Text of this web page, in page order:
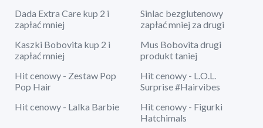
Dada Extra Care kup 2 i
zapłać mniej
Sinlac bezglutenowy
zapłać mniej za drugi
Kaszki Bobovita kup 2 i
zapłać mniej
Mus Bobovita drugi
produkt taniej
Hit cenowy - Zestaw Pop
Pop Hair
Hit cenowy - L.O.L.
Surprise #Hairvibes
Hit cenowy - Lalka Barbie
Hit cenowy - Figurki
Hatchimals